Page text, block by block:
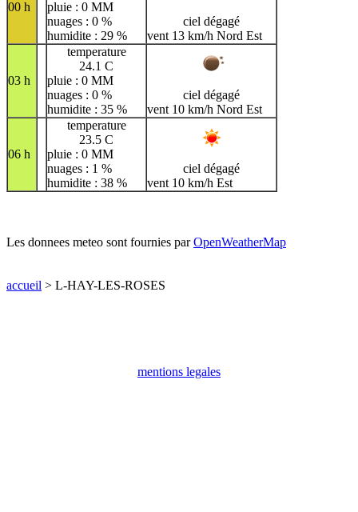
00 h
pluie : 0 MM
nuages : 0 %
humidite : 29 %
ciel dégagé
vent 13 km/h Nord Est
03 h
temperature
24.1 C
pluie : 0 MM
nuages : 0 %
humidite : 35 %
ciel dégagé
vent 10 km/h Nord Est
06 h
temperature
23.5 C
pluie : 0 MM
nuages : 1 %
humidite : 38 %
ciel dégagé
vent 10 km/h Est
Les donnees meteo sont fournies parOpenWeatherMap
accueil > L-HAY-LES-ROSES
mentions legales